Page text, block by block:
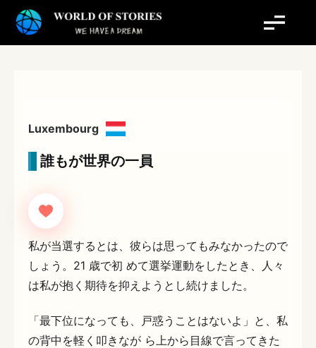
Luxembourg
誰もが世界の一員
私が当選するとは、彼らは思ってもみなかったので
しょう。21 歳で初 めて選挙運動をしたとき、人々
は私が抱く期待を抑えようとし続けました。
「最下位になっても、戸惑うことはないよ」と、私
の背中を軽く叩きなが ら上から目線で言ってきた